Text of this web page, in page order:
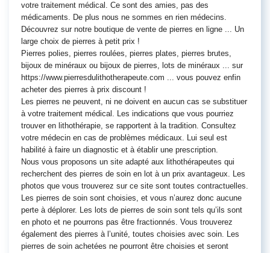
votre traitement médical. Ce sont des amies, pas des
médicaments. De plus nous ne sommes en rien médecins.
Découvrez sur notre boutique de vente de pierres en ligne ... Un
large choix de pierres à petit prix !
Pierres polies, pierres roulées, pierres plates, pierres brutes,
bijoux de minéraux ou bijoux de pierres, lots de minéraux ... sur
https://www.pierresdulithotherapeute.com ... vous pouvez enfin
acheter des pierres à prix discount !
Les pierres ne peuvent, ni ne doivent en aucun cas se substituer
à votre traitement médical. Les indications que vous pourriez
trouver en lithothérapie, se rapportent à la tradition. Consultez
votre médecin en cas de problèmes médicaux. Lui seul est
habilité à faire un diagnostic et à établir une prescription.
Nous vous proposons un site adapté aux lithothérapeutes qui
recherchent des pierres de soin en lot à un prix avantageux. Les
photos que vous trouverez sur ce site sont toutes contractuelles.
Les pierres de soin sont choisies, et vous n’aurez donc aucune
perte à déplorer. Les lots de pierres de soin sont tels qu’ils sont
en photo et ne pourrons pas être fractionnés. Vous trouverez
également des pierres à l’unité, toutes choisies avec soin. Les
pierres de soin achetées ne pourront être choisies et seront